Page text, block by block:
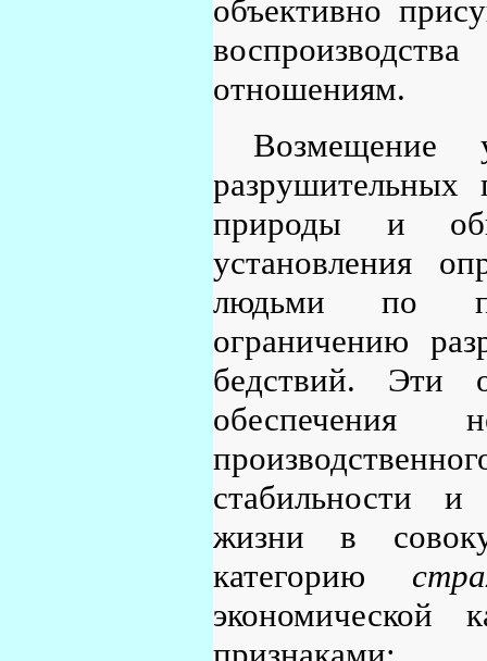
объективно
отношениям.
Возмещение
разрушительных
природы и
установления
людьми по
ограничению
бедствий. Эти
обеспечения
стабильности и
жизни в
категорию
экономической